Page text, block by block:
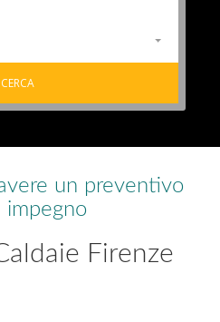
CERCA
un preventivo
impegno
Firenze